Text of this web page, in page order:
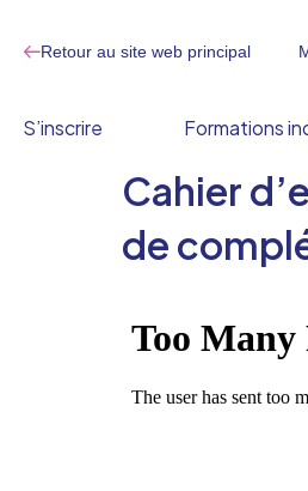
Retour au site web principal
S’inscrire Formations
Cahier
de